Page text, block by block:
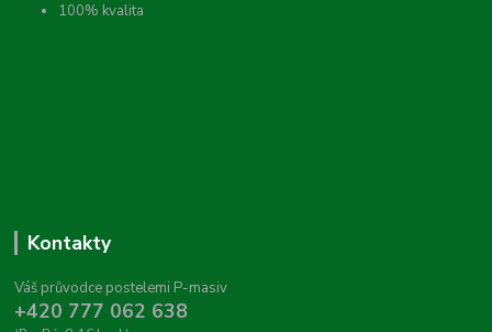
100% kvalita
Kontakty
Váš průvodce postelemi P-masiv
+420 777 062 638